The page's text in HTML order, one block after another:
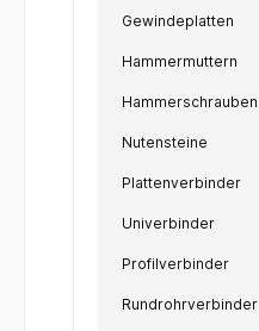
Gewindeplatten
Hammermuttern
Hammerschrauben
Nutensteine
Plattenverbinder
Univerbinder
Profilverbinder
Rundrohrverbinder